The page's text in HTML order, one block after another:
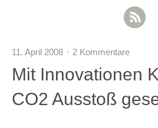
11. April 2008 2 Kommentare
Mit Innovationen
CO2 Ausstoß